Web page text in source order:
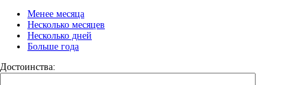
Менее месяца
Несколько месяцев
Несколько дней
Больше года
Достоинства: